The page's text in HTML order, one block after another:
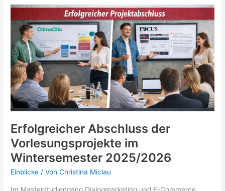
Master
Sommersemester
2026
Erfolgreicher Abschluss der
Vorlesungsprojekte im
Wintersemester 2025/2026
Einblicke / VonChristina Miclau
Im Masterstudiengang Dialogmarketing und E-Commerce